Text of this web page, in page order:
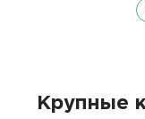
Крупные